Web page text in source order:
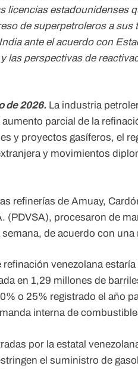
licencias estadounidenses
de superpetroleros a
ante el acuerdo con
las perspectivas de
de 2026. La industria
parcial de la
y proyectos gasíferos, el
y movimientos
refinerías de Amuay,
(PDVSA), procesaron de
de acuerdo con una
refinación venezolana
en 1,29 millones de
o 25% registrado el año
interna de
por la estatal
el suministro de